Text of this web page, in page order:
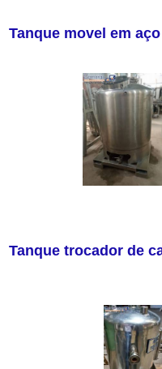
Tanque movel em
Tanque trocador de